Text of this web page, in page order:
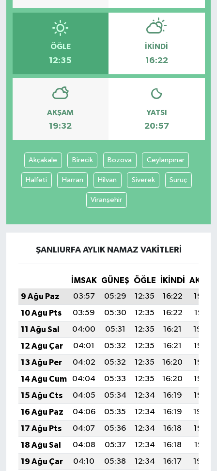
ÖĞLE
12:35
İKINDI
16:22
AKŞAM
19:32
YATSI
20:57
Akçakale Birecik Bozova Ceylanpınar
Halfeti Harran Hilvan Siverek Suruç
Viranşehir
ŞANLIURFA AYLIK NAMAZ VAKITLERI
İMSAK GÜNEŞ ÖĞLE İKINDI
9 Ağu Paz
03:57 05:29 12:35 16:22
19:32
10 Ağu Pts
03:59 05:30 12:35 16:22
19:31
11 Ağu Sal
04:00 05:31 12:35 16:21
19:30
12 Ağu Çar
04:01 05:32 12:35 16:21
19:28
13 Ağu Per
04:02 05:32 12:35 16:20
19:27
14 Ağu Cum
04:04 05:33 12:35 16:20
19:26
15 Ağu Cts
04:05 05:34 12:34 16:19
19:25
16 Ağu Paz
04:06 05:35 12:34 16:19
19:24
17 Ağu Pts
04:07 05:36 12:34 16:18
19:22
18 Ağu Sal
04:08 05:37 12:34 16:18
19:21
19 Ağu Çar
04:10 05:38 12:34 16:17
19:20